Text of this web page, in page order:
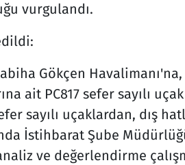
vurgulandı.
Gökçen Havalimanı'na,
ait PC817 sefer sayılı
sayılı uçaklardan, dış
İstihbarat Şube
ve değerlendirme